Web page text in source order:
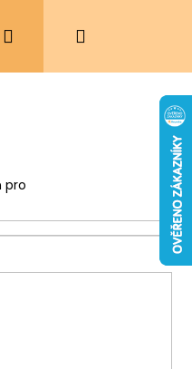
nosítka
PřihlášeníNákupní
pro